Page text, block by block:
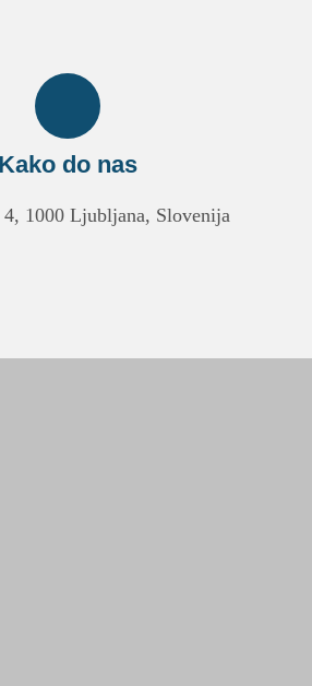
Kako do nas
4, 1000 Ljubljana, Slovenija